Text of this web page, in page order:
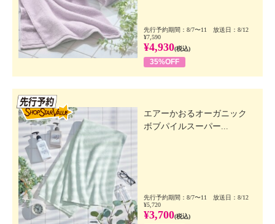
先行予約期間：8/7〜11 放送日：8/12
¥7,590
¥4,930(税込)
35%OFF
エアーかおるオーガニック
ボブパイルスーパー...
先行予約期間：8/7〜11 放送日：8/12
¥5,720
¥3,700(税込)